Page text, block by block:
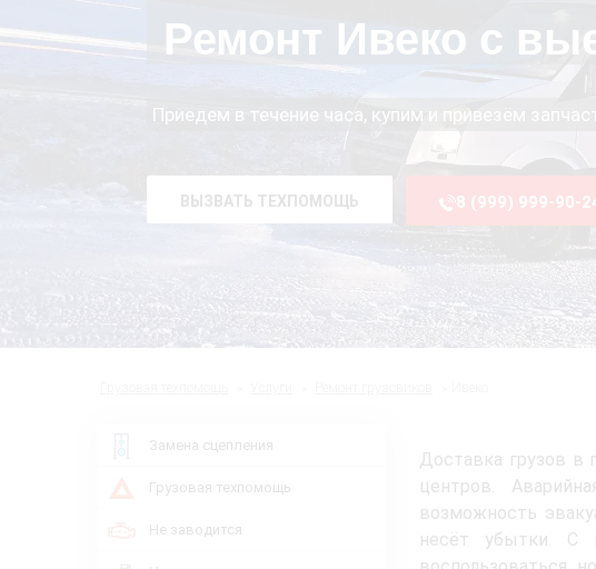
Ремонт Ивеко с
Приедем в течение часа, купим и привезём
ВЫЗВАТЬ ТЕХПОМОЩЬ 8 (999) 999-90-
Замена сцепления
Грузовая техпомощь
Не заводится
Доставка грузов в
центров.
возможность
несёт убытки. С